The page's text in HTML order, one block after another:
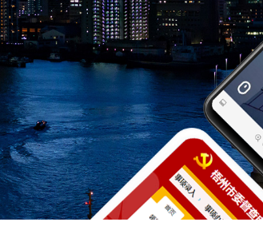
门户网站建设
广、店铺展示、多店铺运营 同城配送、附近门店、领券
以务实为基础、以创新求发展。 不断